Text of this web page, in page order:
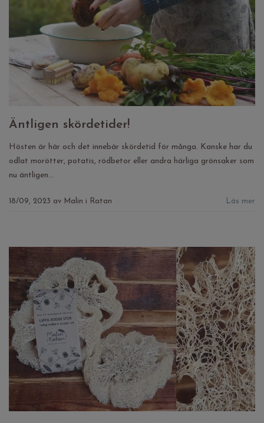
Äntligen skördetider!
Hösten är här och det innebär skördetid för många. Kanske har du
odlat morötter, potatis, rödbetor eller andra härliga grönsaker som
nu äntligen...
18/09, 2023 av Malin i Ratan Läs mer